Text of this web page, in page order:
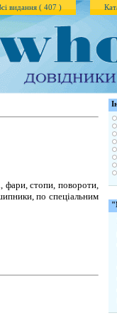
видання ( 407 )
фари, стопи, повороти,
по спеціальним